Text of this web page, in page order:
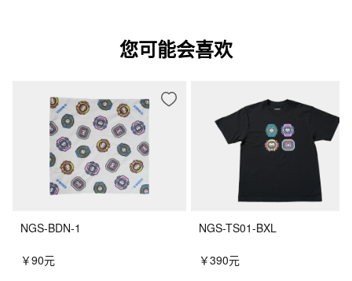
您可能会喜欢
NGS-BDN-1
￥90元
NGS-TS01-BXL
￥390元